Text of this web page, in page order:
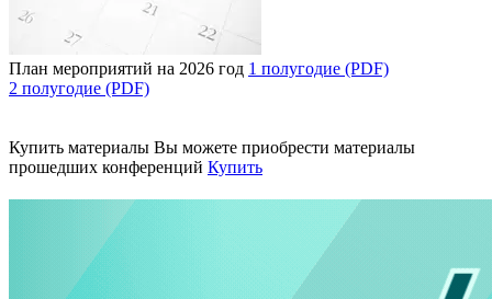
План мероприятий на 2026 год 1 полугодие (PDF)
2 полугодие (PDF)
Купить материалы Вы можете приобрести материалы
прошедших конференций Купить